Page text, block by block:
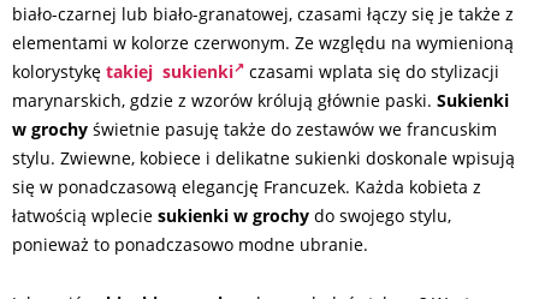
biało-czarnej lub biało-granatowej, czasami łączy się je także z
elementami w kolorze czerwonym. Ze względu na wymienioną
kolorystykę takiej sukienki
czasami wplata się do stylizacji
marynarskich, gdzie z wzorów królują głównie paski. Sukienki
w grochy świetnie pasuję także do zestawów we francuskim
stylu. Zwiewne, kobiece i delikatne sukienki doskonale wpisują
się w ponadczasową elegancję Francuzek. Każda kobieta z
łatwością wplecie sukienki w grochy do swojego stylu,
ponieważ to ponadczasowo modne ubranie.